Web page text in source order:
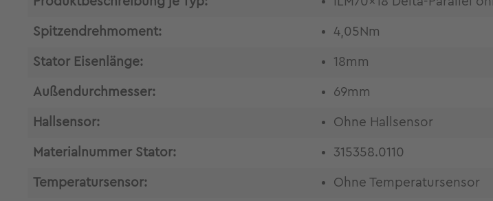
Spitzendrehmoment: 4,05Nm
Stator Eisenlänge: 18mm
Außendurchmesser: 69mm
Hallsensor: Ohne Hallsensor
Materialnummer Stator: 315358.0110
Temperatursensor: Ohne Temperatursensor